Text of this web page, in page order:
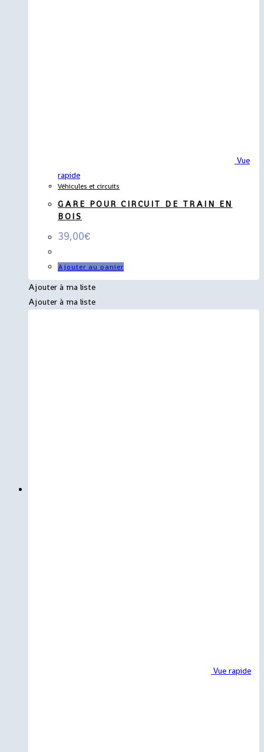
Vue
rapide
Véhicules et circuits
GARE POUR CIRCUIT DE TRAIN EN
BOIS
39,00€
Ajouter au panier
Ajouter à ma liste
Ajouter à ma liste
Vue rapide